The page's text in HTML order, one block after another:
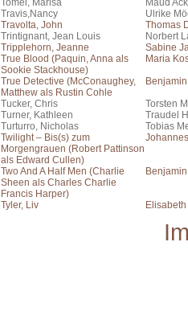
Tomei, Marisa
Maud
Travis,Nancy
Ulrike
Travolta, John
Thomas
Trintignant, Jean Louis
Norbert
Tripplehorn, Jeanne
Sabine
True Blood (Paquin, Anna als
Sookie Stackhouse)
Maria
True Detective (McConaughey,
Matthew als Rustin Cohle
Tucker, Chris
Torsten
Turner, Kathleen
Traudel
Turturro, Nicholas
Tobias
Twilight – Bis(s) zum
Morgengrauen (Robert Pattinson
als Edward Cullen)
Two And A Half Men (Charlie
Sheen als Charles Charlie
Francis Harper)
Tyler, Liv